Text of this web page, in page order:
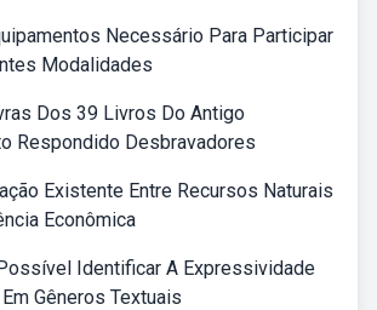
Necessário Para Participar
Modalidades
Dos 39 Livros Do Antigo
Respondido Desbravadores
Existente Entre Recursos Naturais
Econômica
Identificar A Expressividade
Gêneros Textuais